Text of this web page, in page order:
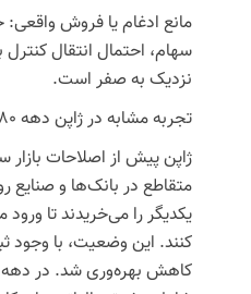
مانع ادغام یا فروش
سهام، احتمال انتقال کنترل
نزدیک به صفر است.
تجربه مشابه در ژاپن دهه ۸۰
ژاپن پیش از اصلاحات بازار
متقاطع در بانک‌ها و صنایع
یکدیگر را می‌خریدند تا
کنند. این وضعیت، با وجود